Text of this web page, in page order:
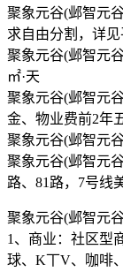
聚象元谷(邺智元
求自由分割，详见
聚象元谷(邺智元
㎡·天
聚象元谷(邺智元
金、物业费前2年
聚象元谷(邺智元
聚象元谷(邺智元
路、81路，7号线
聚象元谷(邺智元
1、商业：社区型
球、K丅V、咖啡